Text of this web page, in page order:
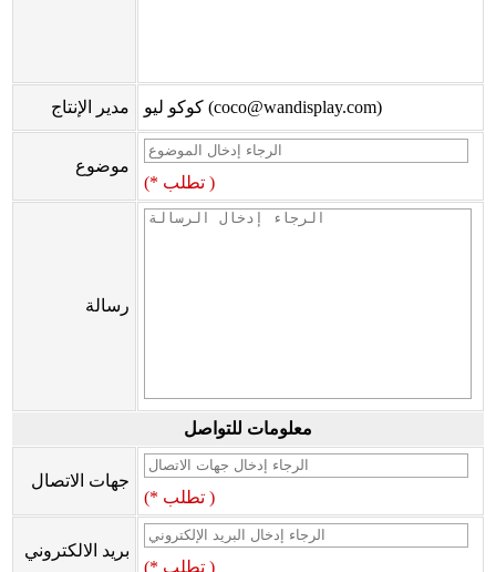
مدير الإنتاج كوكو ليو (coco@wandisplay.com)
موضوع
(* تطلب )
رسالة
معلومات للتواصل
جهات الاتصال
(* تطلب )
بريد الالكتروني
(* تطلب )